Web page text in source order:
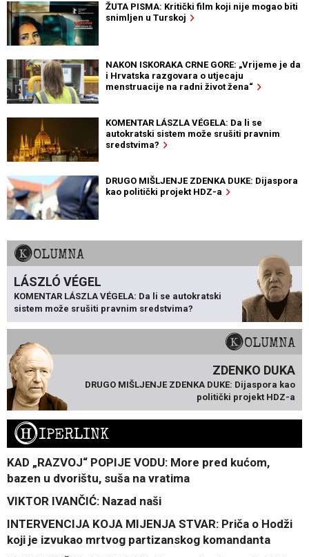
ŽUTA PISMA: Kritički film koji nije mogao biti
snimljen u Turskoj
NAKON ISKORAKA CRNE GORE: „Vrijeme je da
i Hrvatska razgovara o utjecaju
menstruacije na radni život žena“
KOMENTAR LÁSZLA VÉGELA: Da li se
autokratski sistem može srušiti pravnim
sredstvima?
DRUGO MIŠLJENJE ZDENKA DUKE: Dijaspora
kao politički projekt HDZ-a
KOLUMNA
LÁSZLÓ VÉGEL
KOMENTAR LÁSZLA VÉGELA: Da li se autokratski
sistem može srušiti pravnim sredstvima?
KOLUMNA
ZDENKO DUKA
DRUGO MIŠLJENJE ZDENKA DUKE: Dijaspora kao
politički projekt HDZ-a
HIPERLINK
KAD „RAZVOJ“ POPIJE VODU: More pred kućom,
bazen u dvorištu, suša na vratima
VIKTOR IVANČIĆ: Nazad naši
INTERVENCIJA KOJA MIJENJA STVAR: Priča o Hodži
koji je izvukao mrtvog partizanskog komandanta